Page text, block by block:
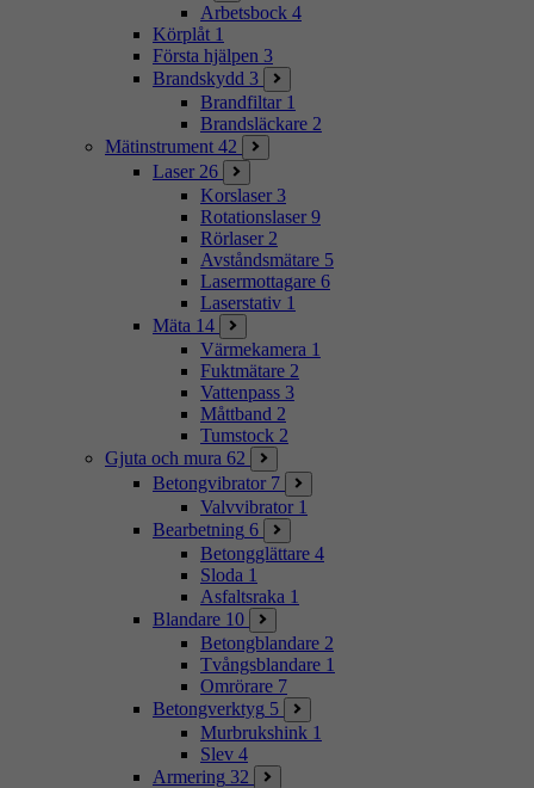
Arbetsbock 4
Körplåt 1
Första hjälpen 3
Brandskydd 3
Brandfiltar 1
Brandsläckare 2
Mätinstrument 42
Laser 26
Korslaser 3
Rotationslaser 9
Rörlaser 2
Avståndsmätare 5
Lasermottagare 6
Laserstativ 1
Mäta 14
Värmekamera 1
Fuktmätare 2
Vattenpass 3
Måttband 2
Tumstock 2
Gjuta och mura 62
Betongvibrator 7
Valvvibrator 1
Bearbetning 6
Betongglättare 4
Sloda 1
Asfaltsraka 1
Blandare 10
Betongblandare 2
Tvångsblandare 1
Omrörare 7
Betongverktyg 5
Murbrukshink 1
Slev 4
Armering 32